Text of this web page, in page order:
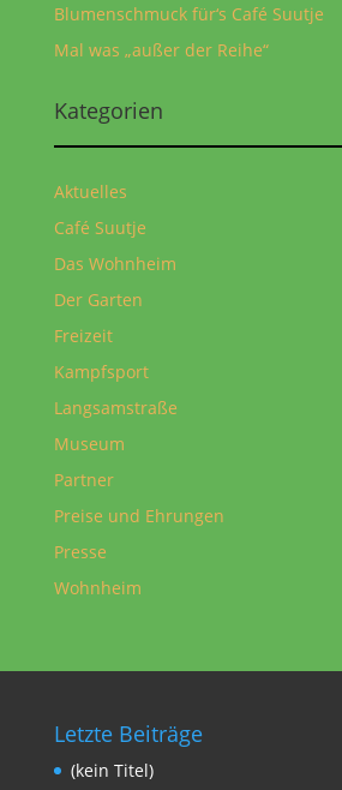
Blumenschmuck für‘s Café Suutje
Mal was „außer der Reihe“
Kategorien
Aktuelles
Café Suutje
Das Wohnheim
Der Garten
Freizeit
Kampfsport
Langsamstraße
Museum
Partner
Preise und Ehrungen
Presse
Wohnheim
Letzte Beiträge
(kein Titel)